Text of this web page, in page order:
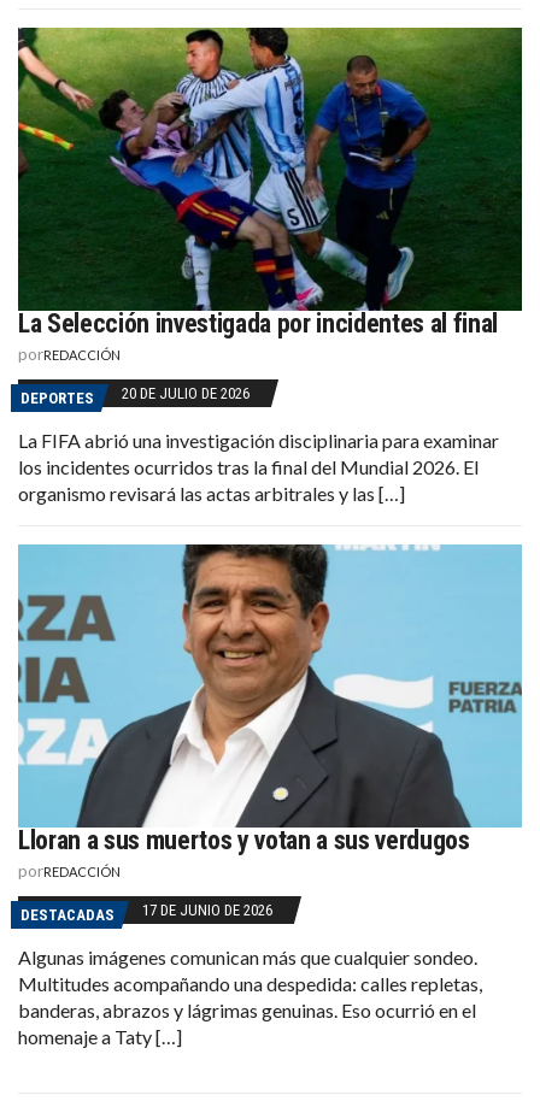
La Selección investigada por incidentes al final
porREDACCIÓN
DEPORTES 20 DE JULIO DE 2026
La FIFA abrió una investigación disciplinaria para examinar
los incidentes ocurridos tras la final del Mundial 2026. El
organismo revisará las actas arbitrales y las […]
Lloran a sus muertos y votan a sus verdugos
porREDACCIÓN
DESTACADAS 17 DE JUNIO DE 2026
Algunas imágenes comunican más que cualquier sondeo.
Multitudes acompañando una despedida: calles repletas,
banderas, abrazos y lágrimas genuinas. Eso ocurrió en el
homenaje a Taty […]